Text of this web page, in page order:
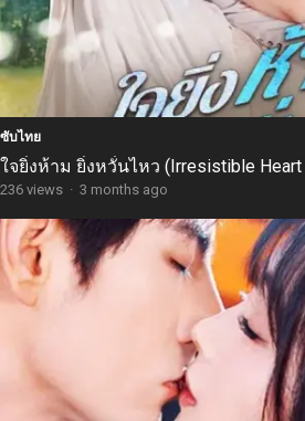
ซับไทย
ใจยิ่งห้าม ยิ่งหวั่นไหว (Irresistible Heart
236 views · 3 months ago